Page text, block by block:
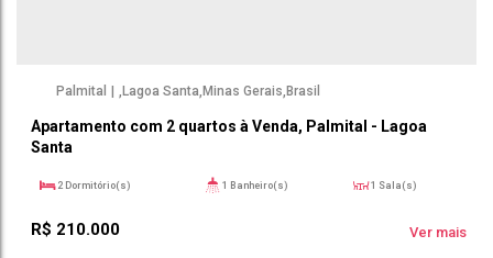
Apartamento com 2 quartos à Venda, Palmital - Lagoa
Santa
R$ 210.000
Palmital Lagoa Santa Minas Gerais Brasil
2 Dormitório(s) 1 Banheiro(s) 1 Sala(s)
Ver mais